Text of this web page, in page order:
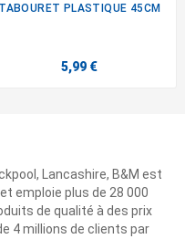
TABOURET PLASTIQUE 45CM
5,99 €
Lancashire, B&M est
emploie plus de 28 000
de qualité à des prix
4 millions de clients par